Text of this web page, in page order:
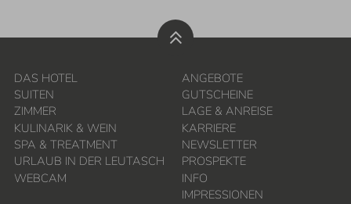
DAS HOTEL
SUITEN
ZIMMER
KULINARIK & WEIN
SPA & TREATMENT
URLAUB IN DER LEUTASCH
WEBCAM
ANGEBOTE
GUTSCHEINE
LAGE & ANREISE
KARRIERE
NEWSLETTER
PROSPEKTE
INFO
IMPRESSIONEN